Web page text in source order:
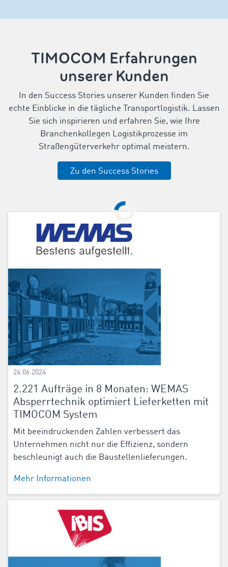
TIMOCOM Erfahrungen
unserer Kunden
In den Success Stories unserer Kunden finden Sie
echte Einblicke in die tägliche Transportlogistik. Lassen
Sie sich inspirieren und erfahren Sie, wie Ihre
Branchenkollegen Logistikprozesse im
Straßengüterverkehr optimal meistern.
Zu den Success Stories
24.06.2024
2.221 Aufträge in 8 Monaten: WEMAS
Absperrtechnik optimiert Lieferketten mit
TIMOCOM System
Mit beeindruckenden Zahlen verbessert das
Unternehmen nicht nur die Effizienz, sondern
beschleunigt auch die Baustellenlieferungen.
Mehr Informationen